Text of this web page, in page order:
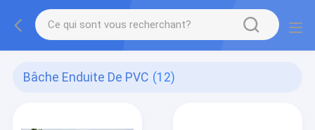
Bâche Enduite De PVC (12)